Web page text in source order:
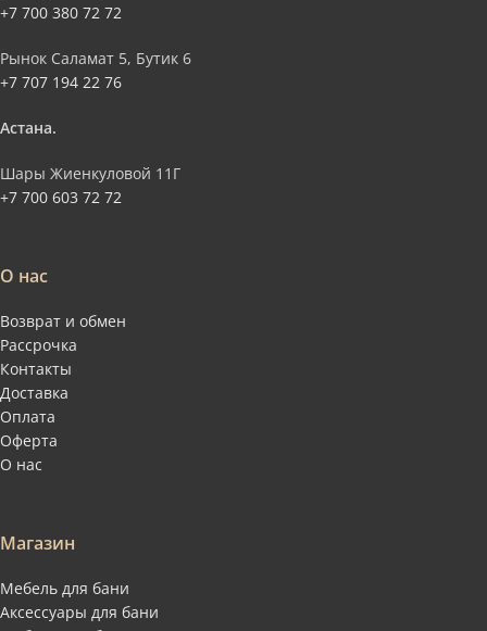
+7 700 380 72 72
Рынок Саламат 5, Бутик 6
+7 707 194 22 76
Астана.
Шары Жиенкуловой 11Г
+7 700 603 72 72
О нас
Возврат и обмен
Рассрочка
Контакты
Доставка
Оплата
Оферта
О нас
Магазин
Мебель для бани
Аксессуары для бани